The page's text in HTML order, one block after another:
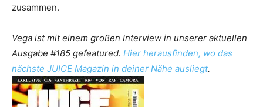
zusammen.
Vega ist mit einem großen Interview in unserer aktuellen
Ausgabe #185 gefeatured. Hier herausfinden, wo das
nächste JUICE Magazin in deiner Nähe ausliegt.